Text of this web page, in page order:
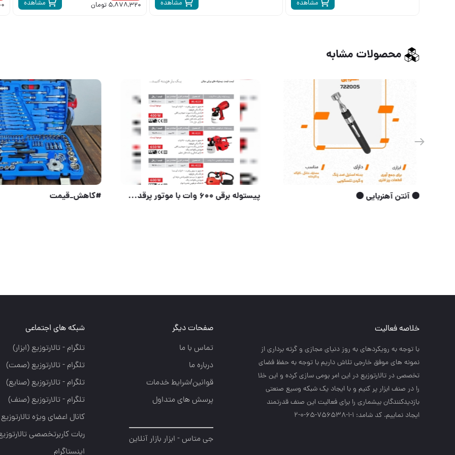
مشاهده مشاهده مشاهده 5,878,320 تومان
محصولات مشابه
🟠 آنتن آهنربایی 🟠
خلاصه فعالیت
با توجه به رويكردهاي به روز دنياي مجازي و گرته برداري از
نمونه هاي موفق خارجي تلاش داريم با توجه به حفظ فضاي
تخصصي در تالارتوزيع در اين امر بومي سازي كرده و اين خلا
را در صنف ابزار پر كنيم و با ايجاد يك شبكه وسيع صنعتي
بازديدكنندگان بيشماري را براي فعاليت اين صنف قدرتمند
ايجاد نماييم. کد شامد: 1-1-756538-65-0-2
صفحات دیگر
تماس با ما
درباره ما
قوانین/شرایط خدمات
پرسش های متداول
جی متاس - ابزار بازار آنلاین
شبکه های اجتماعی
تلگرام - تالارتوزيع (ابزار)
تلگرام - تالارتوزيع (صمت)
تلگرام - تالارتوزيع (صنايع)
تلگرام - تالارتوزیع (صنف)
کانال اعضای ویژه تالارتوزیع
ربات کاربرتخصصی
اینستاگرام